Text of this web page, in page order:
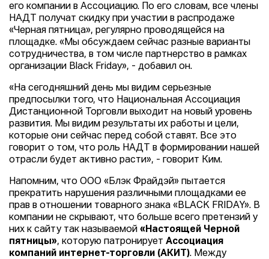
его компании в Ассоциацию. По его словам, все члены
НАДТ получат скидку при участии в распродаже
«Черная пятница», регулярно проводящейся на
площадке. «Мы обсуждаем сейчас разные варианты
сотрудничества, в том числе партнерство в рамках
организации Black Friday», - добавил он.
«На сегодняшний день мы видим серьезные
предпосылки того, что Национальная Ассоциация
Дистанционной Торговли выходит на новый уровень
развития. Мы видим результаты их работы и цели,
которые они сейчас перед собой ставят. Все это
говорит о том, что роль НАДТ в формировании нашей
отрасли будет активно расти», - говорит Ким.
Напомним, что ООО «Блэк Фрайдэй» пытается
прекратить нарушения различными площадками ее
прав в отношении товарного знака «BLACK FRIDAY». В
компании не скрывают, что больше всего претензий у
них к сайту так называемой «Настоящей Черной
пятницы», которую патронирует Ассоциация
компаний интернет-торговли (АКИТ). Между